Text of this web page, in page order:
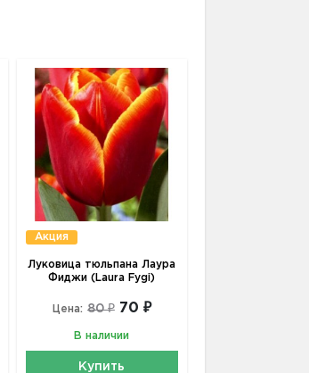
Акция
Луковица тюльпана Лаура
Фиджи (Laura Fygi)
Цена: 80 ₽ 70 ₽
В наличии
Купить